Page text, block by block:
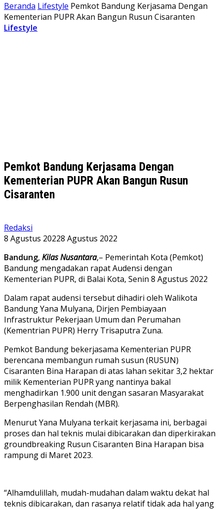
Beranda Lifestyle Pemkot Bandung Kerjasama Dengan
Kementerian PUPR Akan Bangun Rusun Cisaranten
Lifestyle
Pemkot Bandung Kerjasama Dengan
Kementerian PUPR Akan Bangun Rusun
Cisaranten
Redaksi
8 Agustus 20228 Agustus 2022
Bandung, Kilas Nusantara,– Pemerintah Kota (Pemkot)
Bandung mengadakan rapat Audensi dengan
Kementerian PUPR, di Balai Kota, Senin 8 Agustus 2022
Dalam rapat audensi tersebut dihadiri oleh Walikota
Bandung Yana Mulyana, Dirjen Pembiayaan
Infrastruktur Pekerjaan Umum dan Perumahan
(Kementrian PUPR) Herry Trisaputra Zuna.
Pemkot Bandung bekerjasama Kementerian PUPR
berencana membangun rumah susun (RUSUN)
Cisaranten Bina Harapan di atas lahan sekitar 3,2 hektar
milik Kementerian PUPR yang nantinya bakal
menghadirkan 1.900 unit dengan sasaran Masyarakat
Berpenghasilan Rendah (MBR).
Menurut Yana Mulyana terkait kerjasama ini, berbagai
proses dan hal teknis mulai dibicarakan dan diperkirakan
groundbreaking Rusun Cisaranten Bina Harapan bisa
rampung di Maret 2023.
“Alhamdulillah, mudah-mudahan dalam waktu dekat hal
teknis dibicarakan, dan rasanya relatif tidak ada hal yang